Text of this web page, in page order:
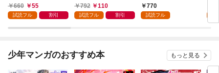
1巻660 55
試読フル 割引
婚約辞退してハイヒー
ラーを目指します～ 1
792 110
試読フル 割引
だと追放されたので、
無駄スキル【リサイク
【特典イラスト付き】
770
試読フル
無
ル
版 1
少年マンガのおすすめ本 もっと見る